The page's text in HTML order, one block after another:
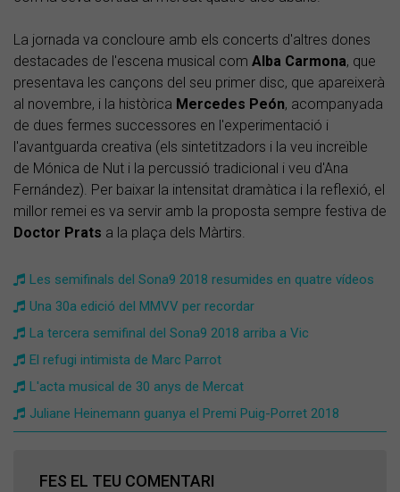
La jornada va concloure amb els concerts d'altres dones
destacades de l'escena musical com Alba Carmona, que
presentava les cançons del seu primer disc, que apareixerà
al novembre, i la històrica Mercedes Peón, acompanyada
de dues fermes successores en l'experimentació i
l'avantguarda creativa (els sintetitzadors i la veu increïble
de Mónica de Nut i la percussió tradicional i veu d'Ana
Fernández). Per baixar la intensitat dramàtica i la reflexió, el
millor remei es va servir amb la proposta sempre festiva de
Doctor Prats a la plaça dels Màrtirs.
Les semifinals del Sona9 2018 resumides en quatre vídeos
Una 30a edició del MMVV per recordar
La tercera semifinal del Sona9 2018 arriba a Vic
El refugi intimista de Marc Parrot
L'acta musical de 30 anys de Mercat
Juliane Heinemann guanya el Premi Puig-Porret 2018
FES EL TEU COMENTARI